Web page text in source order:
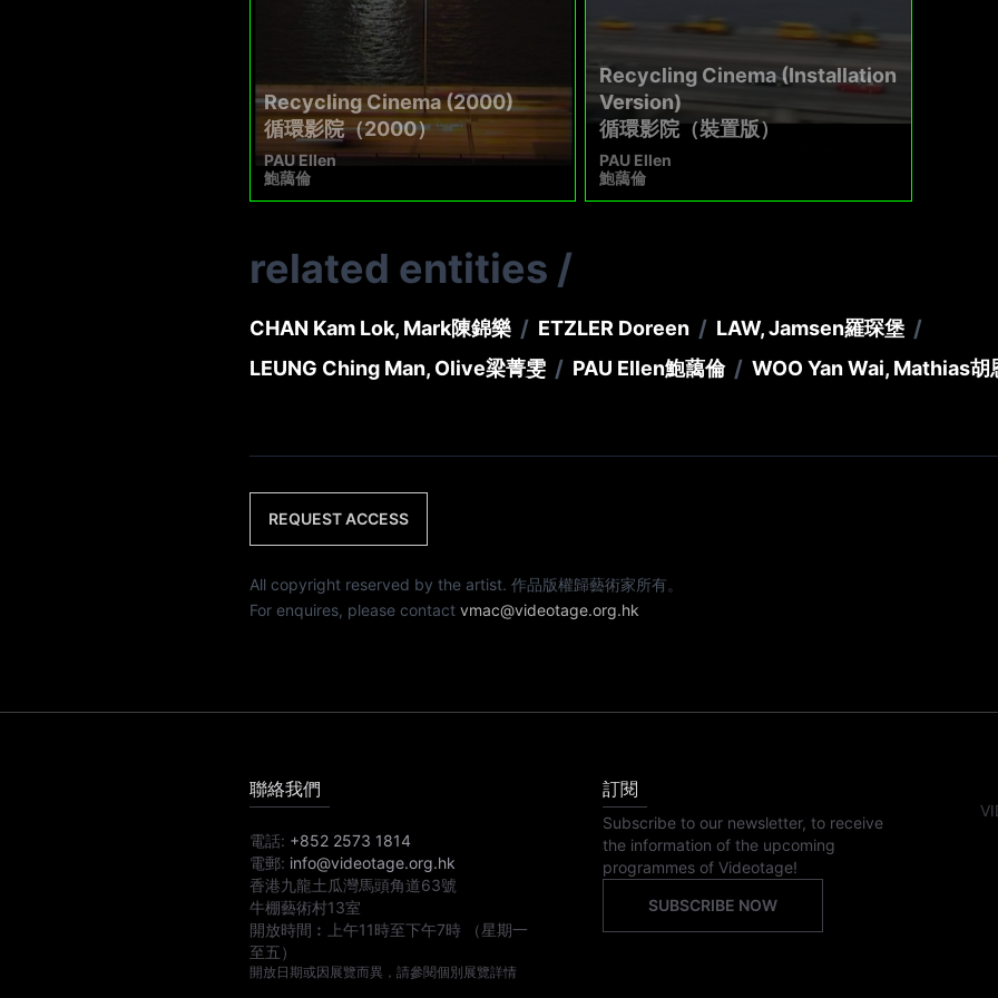
Recycling Cinema (2000)
循環影院（2000）
PAU Ellen
鮑藹倫
Recycling Cinema (Installation
Version)
循環影院（裝置版）
PAU Ellen
鮑藹倫
related entities /
CHAN Kam Lok, Mark陳錦樂 / ETZLER Doreen / LAW, Jamsen羅琛堡 /
LEUNG Ching Man, Olive梁菁雯 / PAU Ellen鮑藹倫 / WOO Yan Wai, Mathias胡
REQUEST ACCESS
All copyright reserved by the artist. 作品版權歸藝術家所有。
For enquires, please contact vmac@videotage.org.hk
聯絡我們
電話: +852 2573 1814
電郵: info@videotage.org.hk
香港九龍土瓜灣馬頭角道63號
牛棚藝術村13室
開放時間︰
上午11時至下午7時
（星期一
至五）
開放日期或因展覽而異，請參閱個別展覽詳情
訂閱
Subscribe to our newsletter, to receive
the information of the upcoming
programmes of Videotage!
SUBSCRIBE NOW